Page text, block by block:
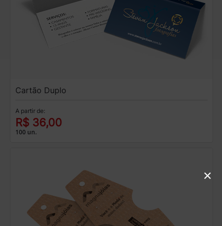
Cartão Duplo
A partir de:
R$ 36,00
100 un.
×